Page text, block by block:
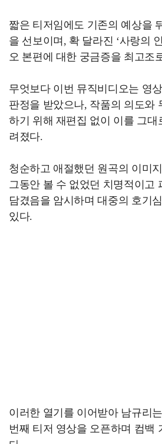
짧은 티저임에도 기존의 예상을
을 선보이며, 확 달라진 ‘사랑의
오 본편에 대한 궁금증을 최고조
무엇보다 이번 뮤직비디오는 영
판정을 받았으나, 작품의 의도와
하기 위해 재편집 없이 이를 그대
려졌다.
청순하고 애절했던 원곡의 이미
그동안 볼 수 없었던 치명적이고
담겼음을 암시하며 대중의 호기
있다.
이러한 열기를 이어받아 남규리
번째 티저 영상을 오픈하며 컴백